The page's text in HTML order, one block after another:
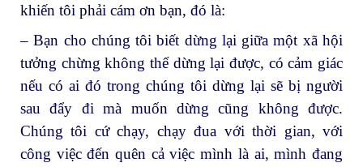
khiến tôi phải cám ơn bạn, đó là:
– Bạn cho chúng tôi biết dừng lại giữa một xã hội
tưởng chừng không thể dừng lại được, có cảm giác
nếu có ai đó trong chúng tôi dừng lại sẽ bị người
sau đẩy đi mà muốn dừng cũng không được.
Chúng tôi cứ chạy, chạy đua với thời gian, với
công việc đến quên cả việc mình là ai, mình đang